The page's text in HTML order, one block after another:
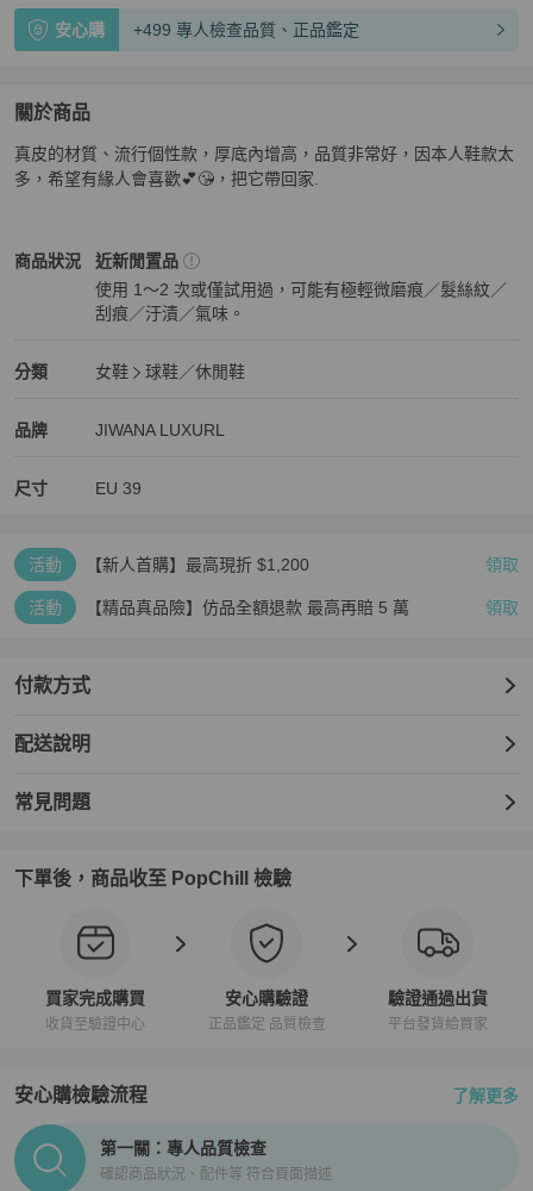
安心購 +499 專人檢查品質、正品鑑定
關於商品
關於厚底內增高真皮運動鞋商品詳情與購買須知
真皮的材質、流行個性款，厚底內增高，品質非常好，因本人鞋款太
多，希望有緣人會喜歡💕😘，把它帶回家.
商品狀況
女鞋商品狀態與細節
近新閒置品
使用 1～2 次或僅試用過，可能有極輕微磨痕／髮絲紋／
刮痕／汙漬／氣味。
分類
女鞋分類資訊女鞋
球鞋／休閒鞋
品牌
精品女鞋 品牌介紹
JIWANA LUXURL
尺寸 EU 39
活動 【新人首購】最高現折 $1,200 領取
活動 【精品真品險】仿品全額退款 最高再賠 5 萬 領取
付款方式
配送說明
常見問題
下單後，商品收至 PopChill 檢驗
買家完成購買
收貨至驗證中心
安心購驗證
正品鑑定 品質檢查
驗證通過出貨
平台發貨給買家
安心購檢驗流程 了解更多
PopChill拍拍圈正品驗證、安心購檢驗流程介紹
第一關：專人品質檢查
確認商品狀況、配件等 符合頁面描述